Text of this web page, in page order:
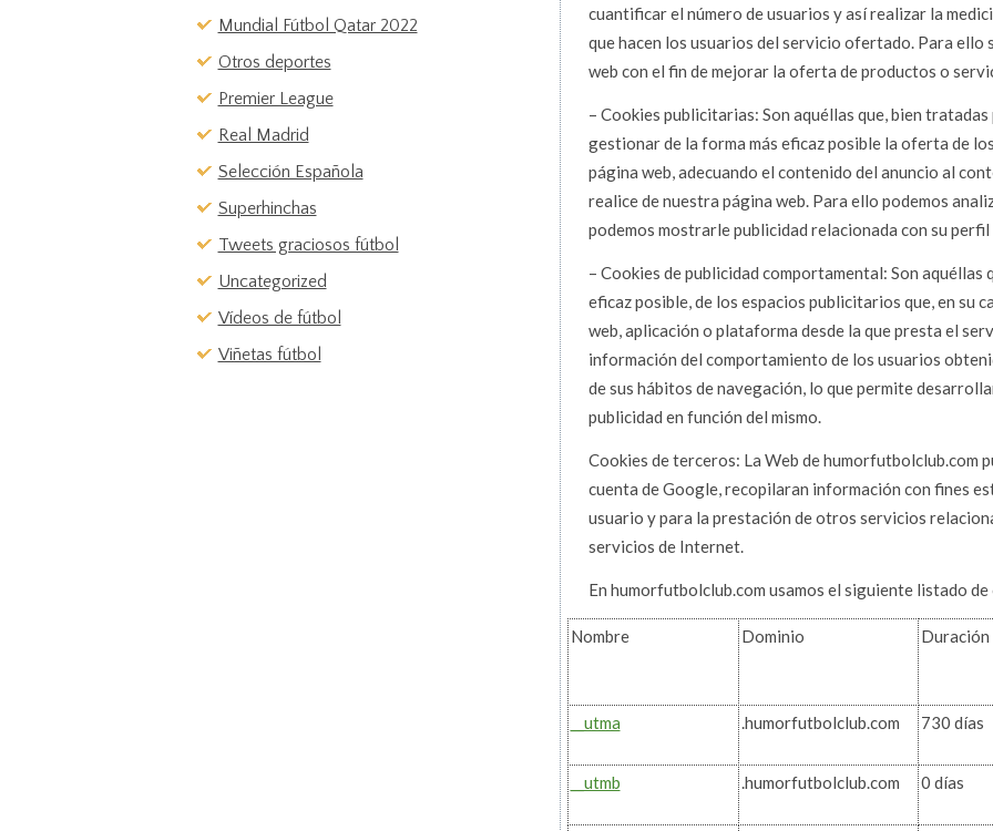
Mundial Fútbol Qatar 2022
Otros deportes
Premier League
Real Madrid
Selección Española
Superhinchas
Tweets graciosos fútbol
Uncategorized
Vídeos de fútbol
Viñetas fútbol
cuantificar el número de usuarios y así realizar la
que hacen los usuarios del servicio ofertado. Para ello
web con el fin de mejorar la oferta de productos o
– Cookies publicitarias: Son aquéllas que, bien
gestionar de la forma más eficaz posible la oferta de
página web, adecuando el contenido del anuncio al
realice de nuestra página web. Para ello podemos
podemos mostrarle publicidad relacionada con su perfil
– Cookies de publicidad comportamental: Son aquéllas
eficaz posible, de los espacios publicitarios que, en su
web, aplicación o plataforma desde la que presta el
información del comportamiento de los usuarios
de sus hábitos de navegación, lo que permite
publicidad en función del mismo.
Cookies de terceros: La Web de humorfutbolclub.com
cuenta de Google, recopilaran información con fines
usuario y para la prestación de otros servicios
servicios de Internet.
En humorfutbolclub.com usamos el siguiente listado de
Nombre Dominio Duración
__utma .humorfutbolclub.com 730 días
__utmb .humorfutbolclub.com 0 días